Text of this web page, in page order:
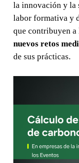
la innovación y la
labor formativa y
que contribuyen a
nuevos retos
de sus prácticas.